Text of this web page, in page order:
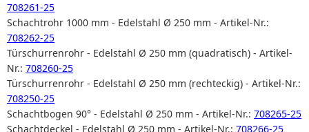
708261-25
Schachtrohr 1000 mm - Edelstahl Ø 250 mm - Artikel-Nr.:
708262-25
Türschurrenrohr - Edelstahl Ø 250 mm (quadratisch) - Artikel-
Nr.: 708260-25
Türschurrenrohr - Edelstahl Ø 250 mm (rechteckig) - Artikel-Nr.:
708250-25
Schachtbogen 90° - Edelstahl Ø 250 mm - Artikel-Nr.: 708265-25
Schachtdeckel - Edelstahl Ø 250 mm - Artikel-Nr.: 708266-25